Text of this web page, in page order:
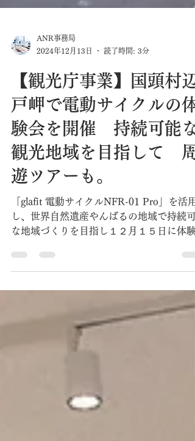
ANR事務局
2024年12月13日
読了時間: 3分
【観光庁事業】国頭村辺
戸岬で電動サイクルの体
験会を開催 持続可能な
観光地域を目指して 周
遊ツアーも。
な地域づくりを目指し１２月１５日に体験
を開催、安全かつ環境に優しいモビリティ
地域を支援します。 アイキャッチ写真=サ
クリングツアーの様子 この度、国頭村では